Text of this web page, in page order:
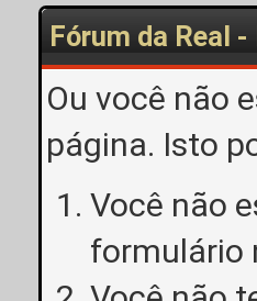
Fórum da Real
Ou você não
página. Isto
Você não
formulário